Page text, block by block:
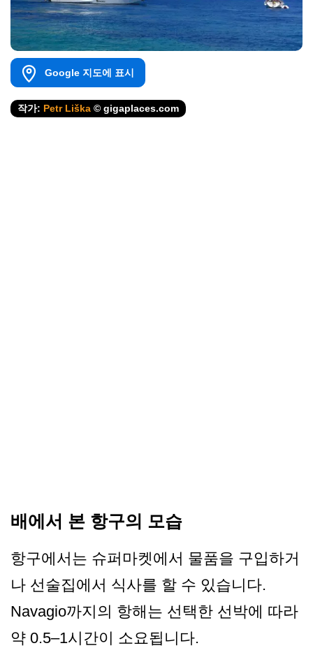
Google 지도에 표시
작가: Petr Liška © gigaplaces.com
배에서 본 항구의 모습
항구에서는 슈퍼마켓에서 물품을 구입하거
나 선술집에서 식사를 할 수 있습니다.
Navagio까지의 항해는 선택한 선박에 따라
약 0.5–1시간이 소요됩니다.